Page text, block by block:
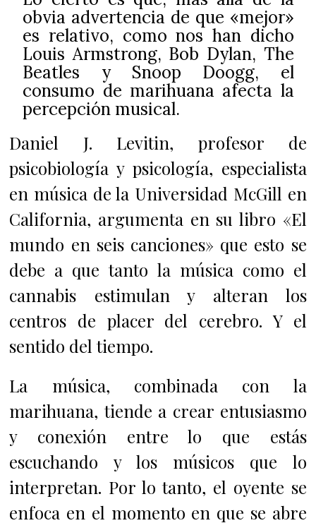
obvia advertencia de que «mejor»
es relativo, como nos han dicho
Louis Armstrong, Bob Dylan, The
Beatles y Snoop Doogg, el
consumo de marihuana afecta la
percepción musical.
Daniel J. Levitin, profesor de
psicobiología y psicología, especialista
en música de la Universidad McGill en
California, argumenta en su libro «El
mundo en seis canciones» que esto se
debe a que tanto la música como el
cannabis estimulan y alteran los
centros de placer del cerebro. Y el
sentido del tiempo.
La música, combinada con la
marihuana, tiende a crear entusiasmo
y conexión entre lo que estás
escuchando y los músicos que lo
interpretan. Por lo tanto, el oyente se
enfoca en el momento en que se abre